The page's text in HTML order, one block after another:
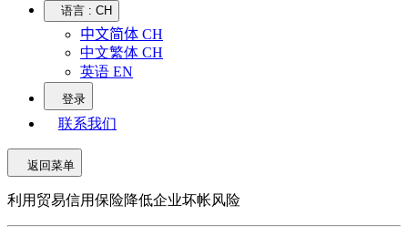
语言 : CH
中文简体 CH
中文繁体 CH
英语 EN
登录
联系我们
返回菜单
利用贸易信用保险降低企业坏帐风险